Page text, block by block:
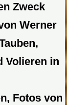
Zweck
Werner
Volieren in
Fotos von